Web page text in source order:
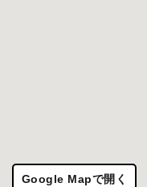
Google Mapで開く